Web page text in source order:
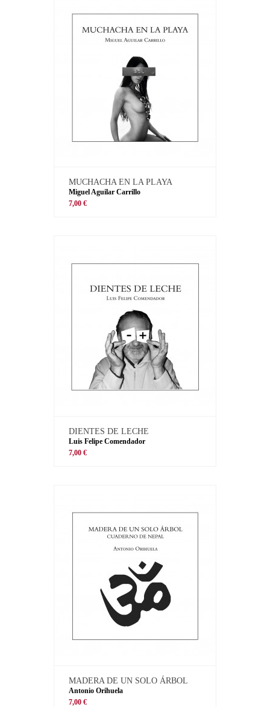
MUCHACHA EN LA PLAYA
Miguel Aguilar Carrillo
7,00 €
DIENTES DE LECHE
Luis Felipe Comendador
7,00 €
MADERA DE UN SOLO ÁRBOL
Antonio Orihuela
7,00 €